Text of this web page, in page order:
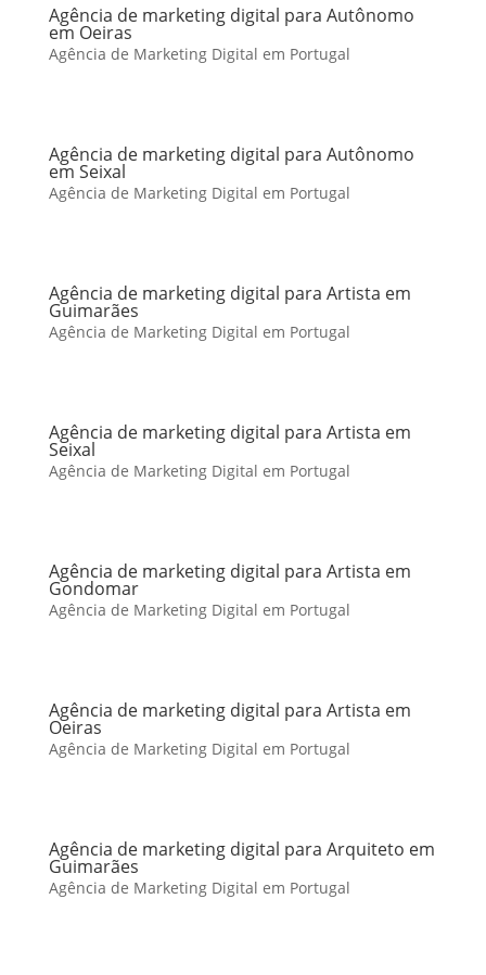
Agência de marketing digital para Autônomo
em Oeiras
Agência de Marketing Digital em Portugal
Agência de marketing digital para Autônomo
em Seixal
Agência de Marketing Digital em Portugal
Agência de marketing digital para Artista em
Guimarães
Agência de Marketing Digital em Portugal
Agência de marketing digital para Artista em
Seixal
Agência de Marketing Digital em Portugal
Agência de marketing digital para Artista em
Gondomar
Agência de Marketing Digital em Portugal
Agência de marketing digital para Artista em
Oeiras
Agência de Marketing Digital em Portugal
Agência de marketing digital para Arquiteto em
Guimarães
Agência de Marketing Digital em Portugal